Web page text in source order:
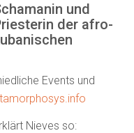
und
der afro-
Events und
Nieves so: